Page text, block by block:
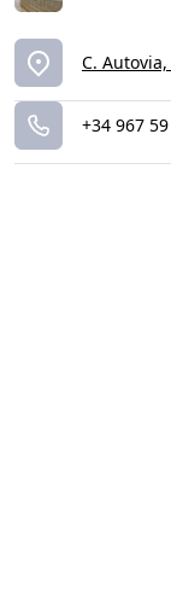
C.
+34 967